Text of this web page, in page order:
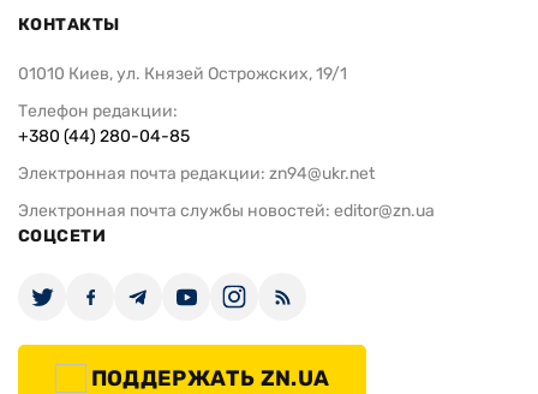
КОНТАКТЫ
01010 Киев, ул. Князей Острожских, 19/1
Телефон редакции:
+380 (44) 280-04-85
Электронная почта редакции: zn94@ukr.net
Электронная почта службы новостей: editor@zn.ua
СОЦСЕТИ
ПОДДЕРЖАТЬ ZN.UA